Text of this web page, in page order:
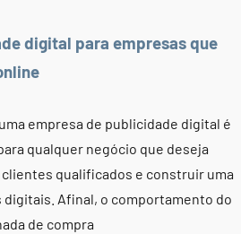
digital para empresas que
empresa de publicidade digital é
qualquer negócio que deseja
qualificados e construir uma
Afinal, o comportamento do
de compra